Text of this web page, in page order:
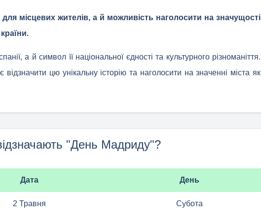
місцевих жителів, а й можливість наголосити на значущості
країни.
а й символ її національної єдності та культурного різноманіття.
цю унікальну історію та наголосити на значенні міста як
"День Мадриду"?
Дата День
2 Травня Субота